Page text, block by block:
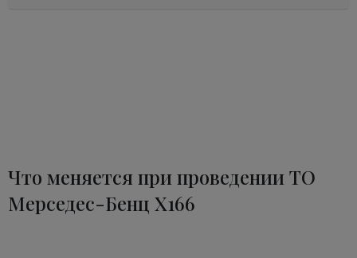
Что меняется при проведении ТО
Мерседес-Бенц X166